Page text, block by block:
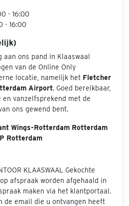
- 16:00
- 16:00
aan ons pand in Klaaswaal
van de Online Only
locatie, namelijk het Fletcher
Airport. Goed bereikbaar,
vanzelfsprekend met de
ons gewend bent.
Wings-Rotterdam Rotterdam
Rotterdam
KLAASWAAL Gekochte
afspraak worden afgehaald in
maken via het klantportaal.
de email die u ontvangen heeft